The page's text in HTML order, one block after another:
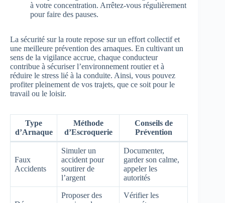
à votre concentration. Arrêtez-vous régulièrement
pour faire des pauses.
La sécurité sur la route repose sur un effort collectif et
une meilleure prévention des arnaques. En cultivant un
sens de la vigilance accrue, chaque conducteur
contribue à sécuriser l’environnement routier et à
réduire le stress lié à la conduite. Ainsi, vous pouvez
profiter pleinement de vos trajets, que ce soit pour le
travail ou le loisir.
Type
d’Arnaque
Méthode
d’Escroquerie
Conseils de
Prévention
Faux
Accidents
Simuler un
accident pour
soutirer de
l’argent
Documenter,
garder son calme,
appeler les
autorités
Proposer des
Vérifier les